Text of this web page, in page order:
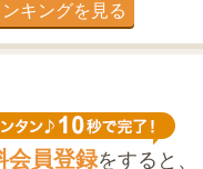
キングを見る
会員登録をすると、